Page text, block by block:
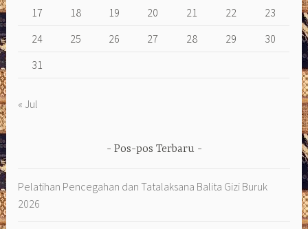
17
18 19 20 21 22
23
24
25 26 27 28 29
30
31
« Jul
Pos-pos Terbaru
Pelatihan Pencegahan dan Tatalaksana Balita Gizi Buruk
2026